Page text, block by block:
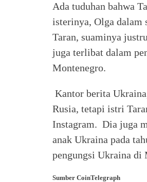
Ada tuduhan bahwa
isterinya, Olga dalam
Taran, suaminya
juga terlibat dalam
Montenegro.
Kantor berita
Rusia, tetapi istri
Instagram. Dia juga
anak Ukraina pada
pengungsi Ukraina di
Sumber CoinTelegraph